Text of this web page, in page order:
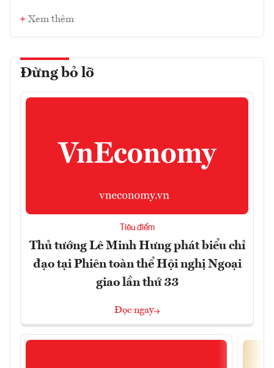
Xem thêm
Đừng bỏ lỡ
Tiêu điểm
Thủ tướng Lê Minh Hưng phát biểu chỉ
đạo tại Phiên toàn thể Hội nghị Ngoại
giao lần thứ 33
Đọc ngay